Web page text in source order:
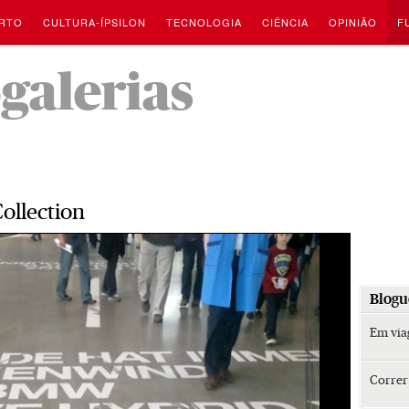
CULTURA-ÍPSILON TECNOLOGIA CIÊNCIA OPINIÃO
Em